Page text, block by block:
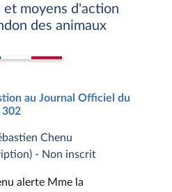
et moyens d'action
des animaux
au Journal Officiel du
302
Chenu
- Non inscrit
alerte Mme la